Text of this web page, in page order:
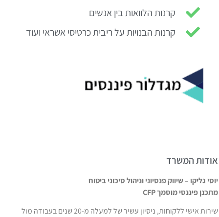
קרנות הלוואות בין אנשים
קרנות הבנויות על ריבית כרטיסי אשראי ועוד
אודות המשרד
יוסי גליקו – שיווק פנסיוני וניהול סיכוני ביטוח
מתכנן פיננסי מוסמך CFP
שירות אישי ללקוחות, ניסיון עשיר של למעלה מ-20 שנים בעבודה מול